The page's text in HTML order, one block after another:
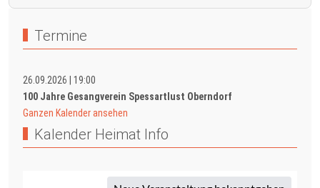
Termine
26.09.2026
19:00
100 Jahre Gesangverein Spessartlust Oberndorf
Ganzen Kalender ansehen
Kalender Heimat Info